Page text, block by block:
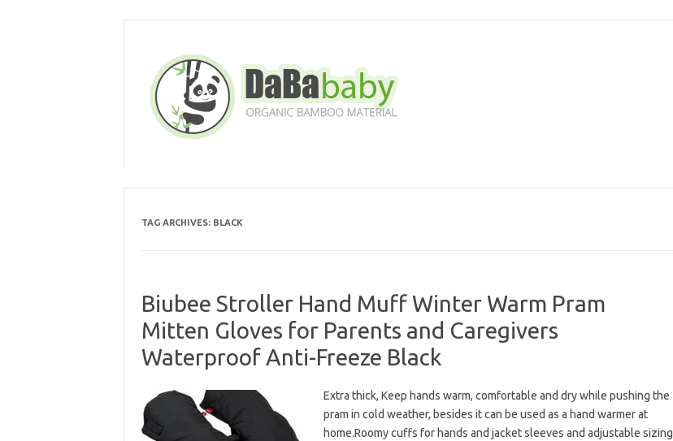
TAG ARCHIVES: BLACK
Biubee Stroller Hand Muff Winter Warm Pram
Mitten Gloves for Parents and Caregivers
Waterproof Anti-Freeze Black
Extra thick, Keep hands warm, comfortable and dry while pushing the
pram in cold weather, besides it can be used as a hand warmer at
home.Roomy cuffs for hands and jacket sleeves and adjustable sizing